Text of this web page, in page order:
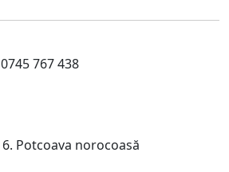
0745 767 438
Potcoava norocoasă